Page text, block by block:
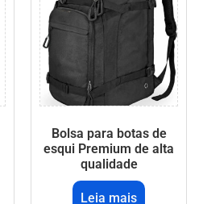
Bolsa para botas de
esqui Premium de alta
qualidade
Leia mais